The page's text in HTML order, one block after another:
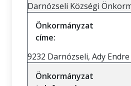
Darnózseli Községi
Önkormányzat
címe:
9232 Darnózseli, Ady
Önkormányzat